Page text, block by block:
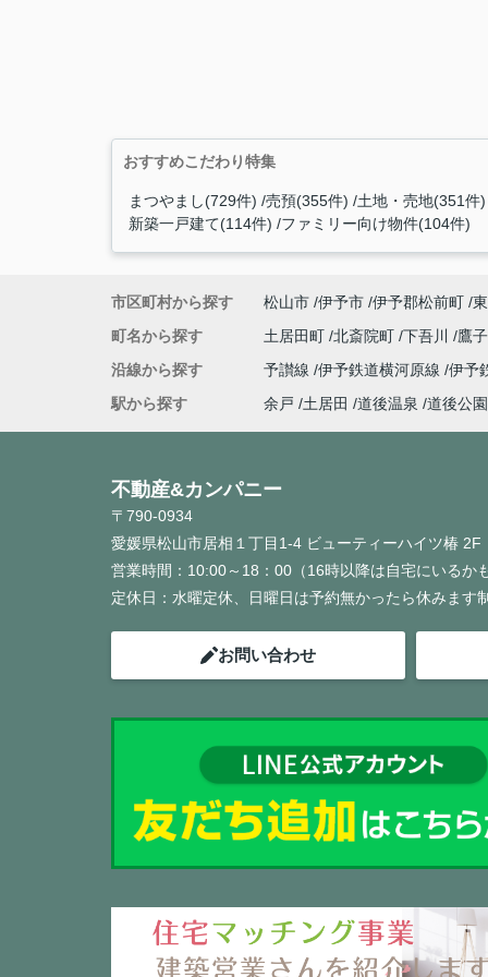
おすすめこだわり特集
まつやまし(729件) 売預(355件)
土地・売地(351件)
新築一戸建て(114件)
ファミリー向け物件(104件)
市区町村から探す 松山市 伊予市 伊予郡松前町
町名から探す
土居田町 北斎院町 下吾川
鷹
沿線から探す
予讃線 伊予鉄道横河原線 伊予
駅から探す
余戸 土居田 道後温泉 道後公園
不動産&カンパニー
〒790-0934
愛媛県松山市居相１丁目1-4 ビューティーハイツ椿 2F
営業時間： 10:00～18：00（16時以降は自宅にいるか
定休日： 水曜定休、日曜日は予約無かったら休みます
お問い合わせ